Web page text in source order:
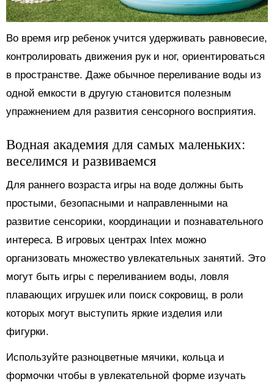
Во время игр ребенок учится удерживать равновесие,
контролировать движения рук и ног, ориентироваться
в пространстве. Даже обычное переливание воды из
одной емкости в другую становится полезным
упражнением для развития сенсорного восприятия.
Водная академия для самых маленьких:
веселимся и развиваемся
Для раннего возраста игры на воде должны быть
простыми, безопасными и направленными на
развитие сенсорики, координации и познавательного
интереса. В игровых центрах Intex можно
организовать множество увлекательных занятий. Это
могут быть игры с переливанием воды, ловля
плавающих игрушек или поиск сокровищ, в роли
которых могут выступить яркие изделия или
фигурки.
Используйте разноцветные мячики, кольца и
формочки чтобы в увлекательной форме изучать